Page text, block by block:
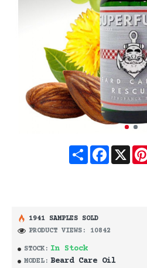
ShareFacebook
X
STOCK: In Stock
MODEL: Beard Care Oil
1941 SAMPLES SOLD
PRODUCT VIEWS: 10842